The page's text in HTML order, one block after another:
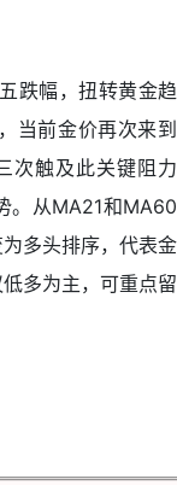
跌幅，扭转黄金趋
当前金价再次来到
次触及此关键阻力
。从MA21和MA60
多头排序，代表金
多为主，可重点留